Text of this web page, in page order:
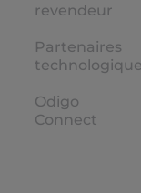
revendeur
Partenaires
Odigo
Connect